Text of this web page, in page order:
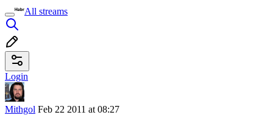
All streams
Login
Mithgol Feb 22 2011 at 08:27